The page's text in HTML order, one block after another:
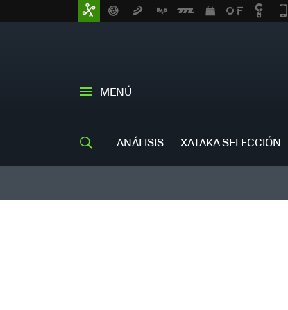
MENÚ
ANÁLISIS XATAKA SELECCIÓN